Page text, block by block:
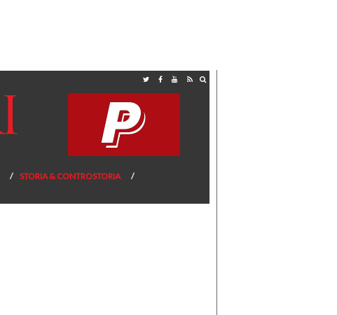
STORIA & CONTROSTORIA